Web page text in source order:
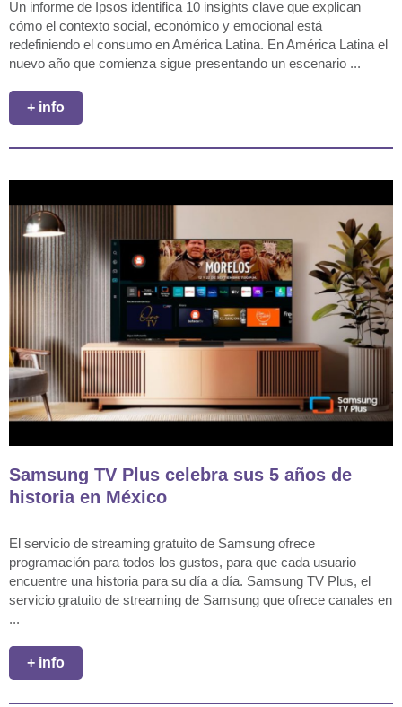
Un informe de Ipsos identifica 10 insights clave que explican
cómo el contexto social, económico y emocional está
redefiniendo el consumo en América Latina. En América Latina el
nuevo año que comienza sigue presentando un escenario ...
+ info
Samsung TV Plus celebra sus 5 años de
historia en México
El servicio de streaming gratuito de Samsung ofrece
programación para todos los gustos, para que cada usuario
encuentre una historia para su día a día. Samsung TV Plus, el
servicio gratuito de streaming de Samsung que ofrece canales en
...
+ info